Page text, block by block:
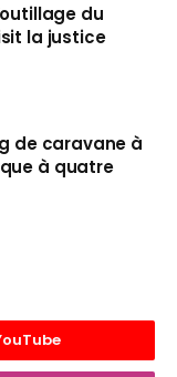
du
la justice
de caravane à
à quatre